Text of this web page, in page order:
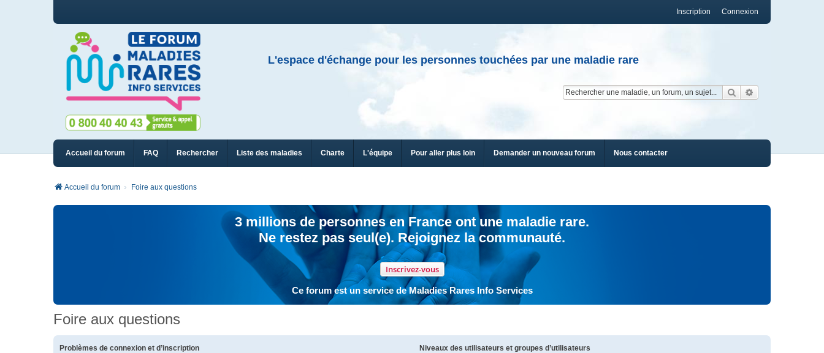
Connexion
Inscription
L'espace d'échange pour les personnes touchées par une maladie rare
Rechercher
Accueil du forum FAQ Rechercher Liste des maladies Charte L'équipe Pour aller plus loin Demander un nouveau forum Nous contacter
Accueil du forum Foire aux questions
3 millions de personnes en France ont une maladie rare.
Ne restez pas seul(e). Rejoignez la communauté.
Inscrivez-vous
Ce forum est un service de Maladies Rares Info Services
Foire aux questions
Problèmes de connexion et d’inscription
Niveaux des utilisateurs et groupes d’utilisateurs